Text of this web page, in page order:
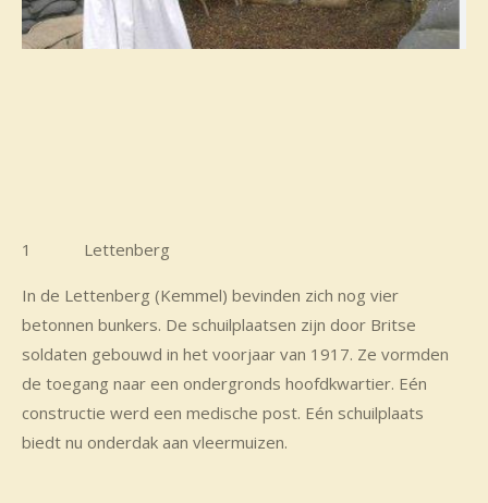
1 Lettenberg
In de Lettenberg (Kemmel) bevinden zich nog vier
betonnen bunkers. De schuilplaatsen zijn door Britse
soldaten gebouwd in het voorjaar van 1917. Ze vormden
de toegang naar een ondergronds hoofdkwartier. Eén
constructie werd een medische post. Eén schuilplaats
biedt nu onderdak aan vleermuizen.